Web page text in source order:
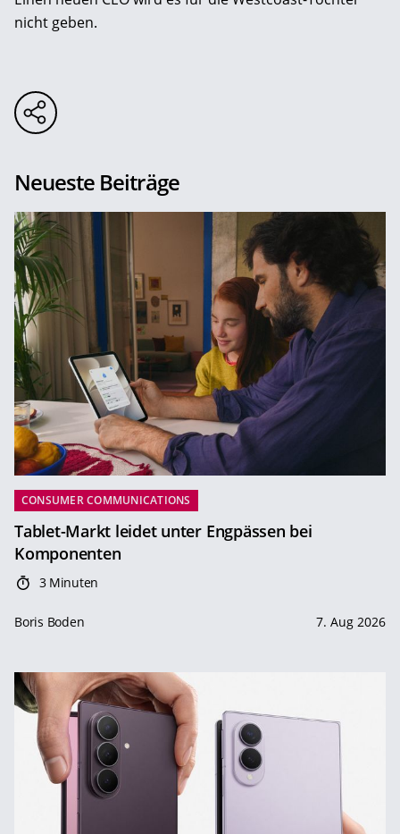
nicht geben.
Neueste Beiträge
CONSUMER COMMUNICATIONS
Tablet-Markt leidet unter Engpässen bei
Komponenten
3 Minuten
Boris Boden 7. Aug 2026